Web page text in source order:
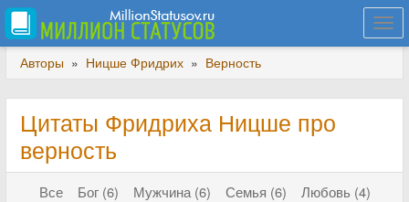
Авторы » Ницше Фридрих » Верность
Цитаты Фридриха Ницше про
верность
Все Бог (6) Мужчина (6) Семья (6)
Любовь (4)